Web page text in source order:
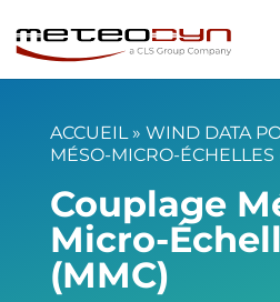
ACCUEIL» WIND DATA
MÉSO-MICRO-ÉCHELLES
Couplage
Micro-
(MMC)